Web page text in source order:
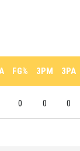
FG% 3PM 3PA
0 0 0